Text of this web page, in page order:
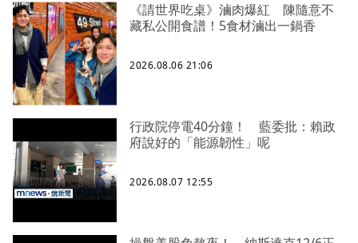
《請世界吃桌》滷肉爆紅 陳隨意不
藏私公開食譜！5食材滷出一鍋香
2026.08.06 21:06
行政院停電40分鐘！ 藍委批：賴政
府說好的「能源韌性」呢
2026.08.07 12:55